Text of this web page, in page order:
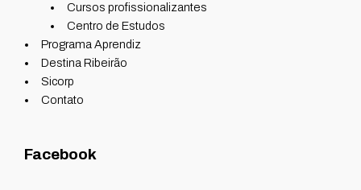
Cursos profissionalizantes
Centro de Estudos
Programa Aprendiz
Destina Ribeirão
Sicorp
Contato
Facebook